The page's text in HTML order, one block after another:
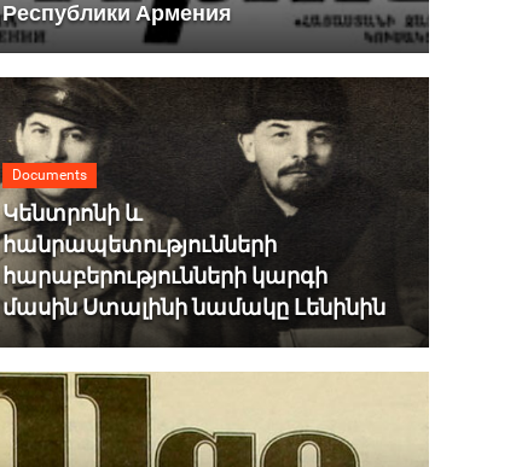
Республики Армения
Documents
Կենտրոնի և
հանրապետությունների
հարաբերությունների կարգի
մասին Ստալինի նամակը Լենինին